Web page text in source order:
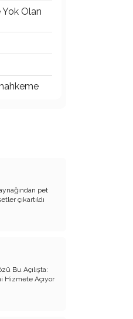
Olan
pet
çıkartıldı
Bu Açılışta:
Hizmete Açıyor